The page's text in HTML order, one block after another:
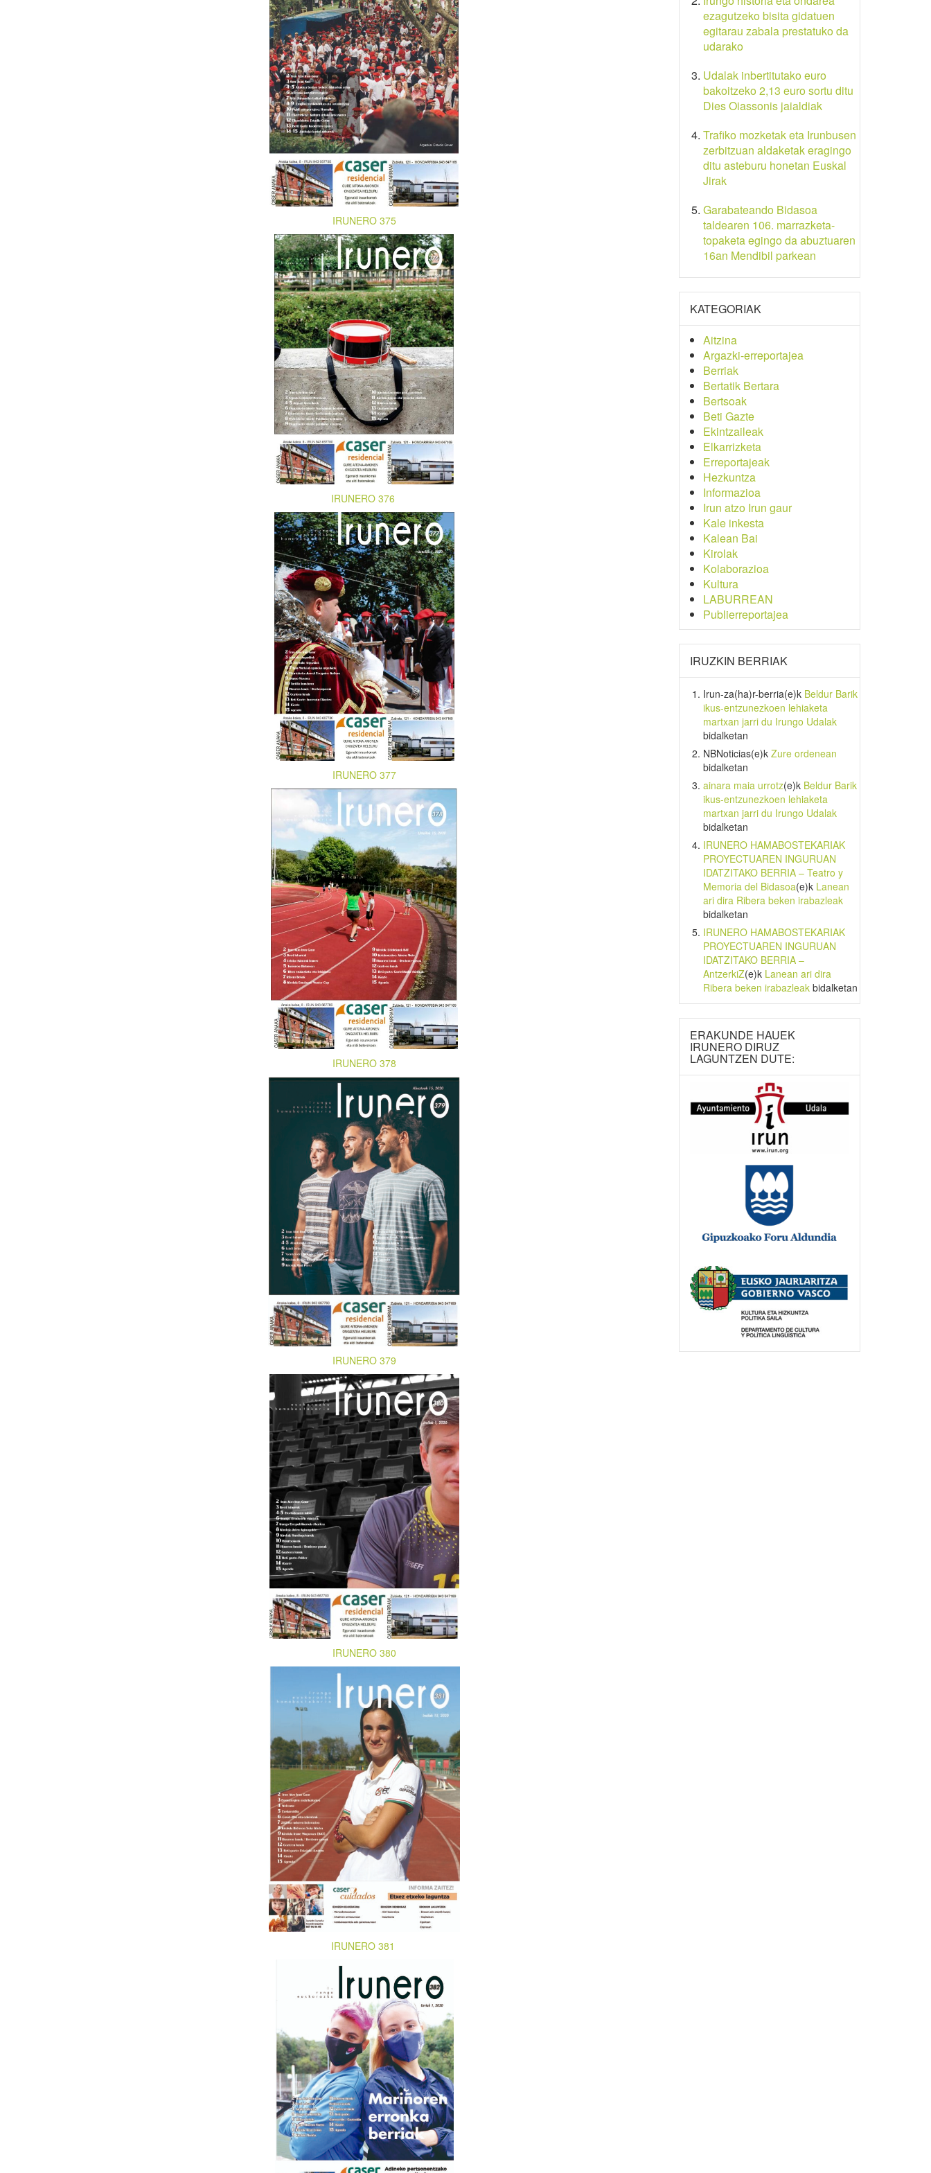
IRUNERO 375
IRUNERO 376
IRUNERO 377
IRUNERO 378
IRUNERO 379
IRUNERO 380
IRUNERO 381
ezagutzeko bisita gidatuen
egitarau zabala prestatuko da
udarako
Udalak inbertitutako euro
bakoitzeko 2,13 euro sortu ditu
Dies Oiassonis jaialdiak
Trafiko mozketak eta Irunbusen
zerbitzuan aldaketak eragingo
ditu asteburu honetan Euskal
Jirak
Garabateando Bidasoa
taldearen 106. marrazketa-
topaketa egingo da abuztuaren
16an Mendibil parkean
KATEGORIAK
Aitzina
Argazki-erreportajea
Berriak
Bertatik Bertara
Bertsoak
Beti Gazte
Ekintzaileak
Elkarrizketa
Erreportajeak
Hezkuntza
Informazioa
Irun atzo Irun gaur
Kale inkesta
Kalean Bai
Kirolak
Kolaborazioa
Kultura
LABURREAN
Publierreportajea
IRUZKIN BERRIAK
Irun-za(ha)r-berria(e)k Beldur Barik
ikus-entzunezkoen lehiaketa
martxan jarri du Irungo Udalak
bidalketan
NBNoticias(e)k Zure ordenean
bidalketan
ainara maia urrotz(e)k Beldur Barik
ikus-entzunezkoen lehiaketa
martxan jarri du Irungo Udalak
bidalketan
IRUNERO HAMABOSTEKARIAK
PROYECTUAREN INGURUAN
IDATZITAKO BERRIA – Teatro y
Memoria del Bidasoa(e)k Lanean
ari dira Ribera beken irabazleak
bidalketan
IRUNERO HAMABOSTEKARIAK
PROYECTUAREN INGURUAN
IDATZITAKO BERRIA –
AntzerkiZ(e)k Lanean ari dira
Ribera beken irabazleakbidalketan
ERAKUNDE HAUEK
IRUNERO DIRUZ
LAGUNTZEN DUTE: